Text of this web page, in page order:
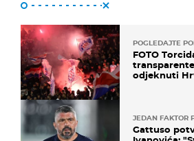
POGLEDAJTE
FOTO
odjeknuti
JEDAN FAKTOR
Gattuso